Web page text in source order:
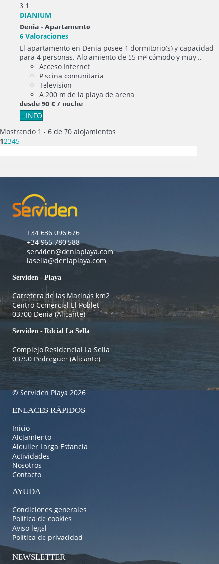
3 1
DIANIUM
Denia - Apartamento
6 Valoraciones
El apartamento en Denia posee 1 dormitorio(s) y capacidad
para 4 personas. Alojamiento de 55 m² cómodo y muy...
Acceso Internet
Piscina comunitaria
Televisión
A 200 m de la playa de arena
desde 90 € / noche
+ INFO
Mostrando 1 - 6 de 70 alojamientos
12345
+34 636 096 676
+34 965 780 588
serviden@deniaplaya.com
lasella@deniaplaya.com
Serviden - Playa
Carretera de las Marinas km2
Centro Comercial El Poblet
03700 Denia (Alicante)
Serviden - Rdcial La Sella
Complejo Residencial La Sella
03750 Pedreguer (Alicante)
© Serviden Playa 2026
ENLACES RÁPIDOS
Inicio
Alojamiento
Alquiler Larga Estancia
Actividades
Nosotros
Contacto
AYUDA
Condiciones generales
Política de cookies
Aviso legal
Política de privacidad
NEWSLETTER